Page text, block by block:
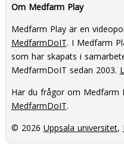
Om Medfarm Play
Medfarm Play är en
MedfarmDoIT. I Medfarm
som har skapats i
MedfarmDoIT sedan 2003.
Har du frågor om Medfarm
MedfarmDoIT.
© 2026 Uppsala universitet,